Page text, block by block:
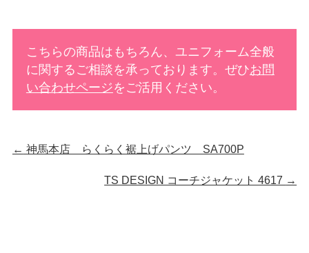
こちらの商品はもちろん、ユニフォーム全般
に関するご相談を承っております。ぜひお問
い合わせページをご活用ください。
← 神馬本店 らくらく裾上げパンツ SA700P
TS DESIGN コーチジャケット 4617 →